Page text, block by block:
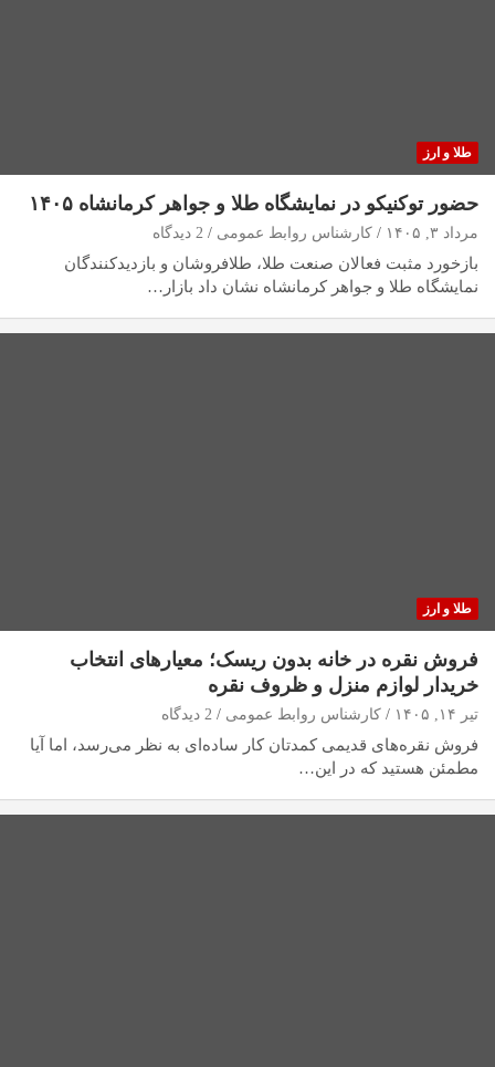
طلا و ارز
حضور توکنیکو در نمایشگاه طلا و جواهر کرمانشاه ۱۴۰۵
مرداد ۳, ۱۴۰۵ کارشناس روابط عمومی 2 دیدگاه
بازخورد مثبت فعالان صنعت طلا، طلافروشان و بازدیدکنندگان
نمایشگاه طلا و جواهر کرمانشاه نشان داد بازار…
طلا و ارز
فروش نقره در خانه بدون ریسک؛ معیارهای انتخاب
خریدار لوازم منزل و ظروف نقره
تیر ۱۴, ۱۴۰۵ کارشناس روابط عمومی 2 دیدگاه
فروش نقره‌های قدیمی کمدتان کار ساده‌ای به نظر می‌رسد، اما آیا
مطمئن هستید که در این…